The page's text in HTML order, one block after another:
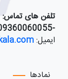
تلفن های تماس:
-09360060055
ایمیل:
نمادها